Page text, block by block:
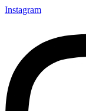
Instagram